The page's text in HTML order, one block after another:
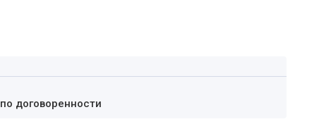
по договоренности